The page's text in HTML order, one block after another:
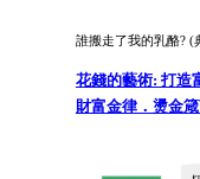
誰搬走了我的乳酪? (
花錢的藝術: 打造
財富金律．燙金